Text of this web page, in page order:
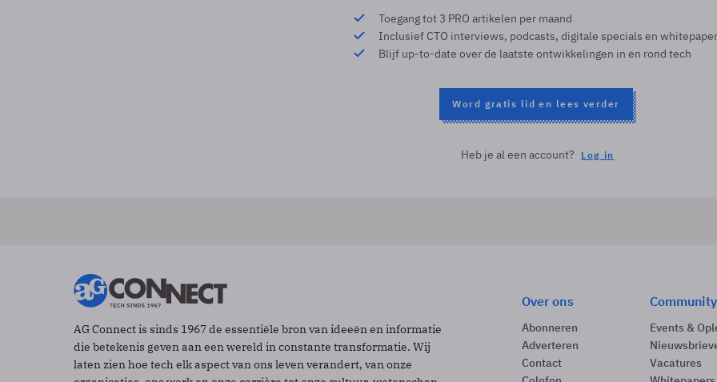
Toegang tot 3 PRO artikelen per maand
Inclusief CTO interviews, podcasts, digitale specials en
Blijf up-to-date over de laatste ontwikkelingen in en rond tech
Word gratis lid en lees verder
Heb je al een account? Log in
AG Connect is sinds 1967 de essentiële bron van ideeën en informatie
die betekenis geven aan een wereld in constante transformatie. Wij
laten zien hoe tech elk aspect van ons leven verandert, van onze
Over ons
Abonneren
Adverteren
Contact
Community
Events &
Vacatures